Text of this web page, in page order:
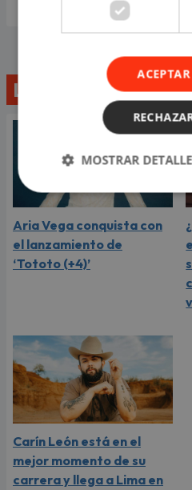
Lo último
Aria Vega conquista con
el lanzamiento de
‘Tototo (+4)’
Carín León está en el
mejor momento de su
carrera y llega a Lima en
MOSTRAR